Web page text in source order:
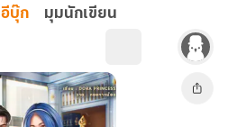
อีบุ๊ก มุมนักเขียน